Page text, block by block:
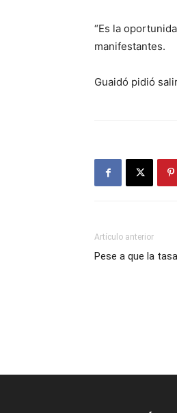
“Es la
manifestantes.
Guaidó pidió
Artículo anterior
Pese a que la